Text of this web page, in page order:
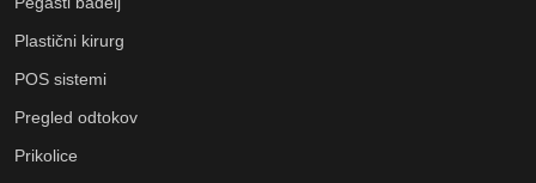
Plastični kirurg
POS sistemi
Pregled odtokov
Prikolice